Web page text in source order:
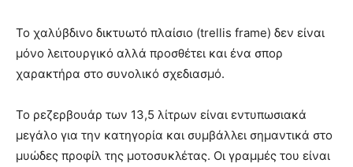
Το χαλύβδινο δικτυωτό πλαίσιο (trellis frame) δεν είναι
μόνο λειτουργικό αλλά προσθέτει και ένα σπορ
χαρακτήρα στο συνολικό σχεδιασμό.
Το ρεζερβουάρ των 13,5 λίτρων είναι εντυπωσιακά
μεγάλο για την κατηγορία και συμβάλλει σημαντικά στο
μυώδες προφίλ της μοτοσυκλέτας. Οι γραμμές του είναι